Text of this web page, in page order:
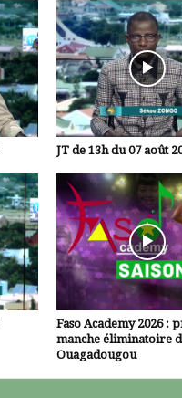
JT de 13h du 07 août
Faso Academy 2026 :
manche éliminatoire
Ouagadougou